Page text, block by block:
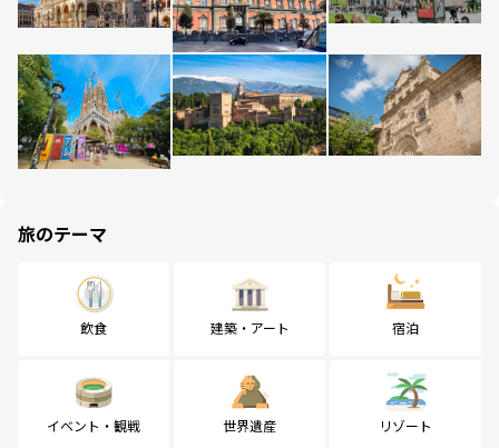
旅のテーマ
飲食 建築・アート 宿泊
イベント・観戦 世界遺産 リゾート